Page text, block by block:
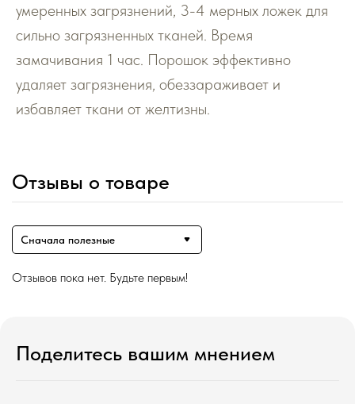
умеренных загрязнений, 3-4 мерных ложек для
сильно загрязненных тканей. Время
замачивания 1 час. Порошок эффективно
удаляет загрязнения, обеззараживает и
избавляет ткани от желтизны.
Отзывы о товаре
Сначала полезные
Отзывов пока нет. Будьте первым!
Поделитесь вашим мнением